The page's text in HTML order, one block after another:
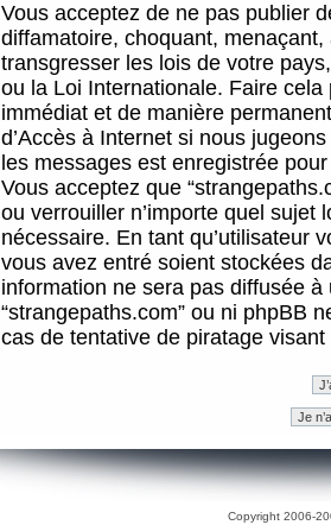
Vous acceptez de ne pas publier
diffamatoire, choquant,
transgresser les lois de votre
ou la Loi Internationale. Faire
immédiat et de manière
d’Accès à Internet si nous
les messages est enregistrée
Vous acceptez que
ou verrouiller n’importe quel sujet
nécessaire. En tant qu’utilisateur
vous avez entré soient stockées
information ne sera pas diffusée
“strangepaths.com” ou ni phpBB
cas de tentative de piratage
Copyright 2006-